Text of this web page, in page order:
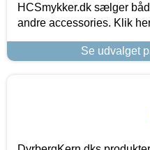
HCSmykker.dk sælger
andre accessories. Klik
Se udvalget